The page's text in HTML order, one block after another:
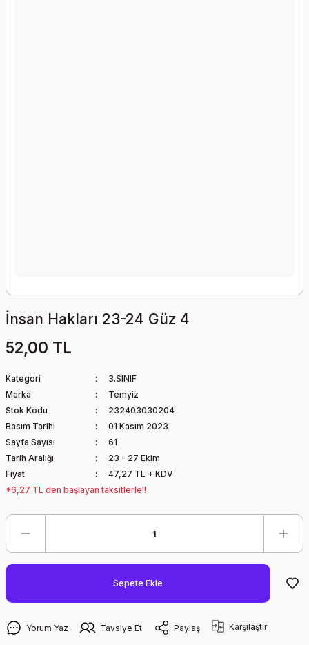
İnsan Hakları 23-24 Güz 4
52,00 TL
Kategori
3.SINIF
Marka
Temyiz
Stok Kodu
232403030204
Basım Tarihi
01 Kasım 2023
Sayfa Sayısı
61
Tarih Aralığı
23 - 27 Ekim
Fiyat
47,27 TL + KDV
*6,27 TL den başlayan taksitlerle!!
Sepete Ekle
Yorum Yaz Tavsiye Et Paylaş Karşılaştır